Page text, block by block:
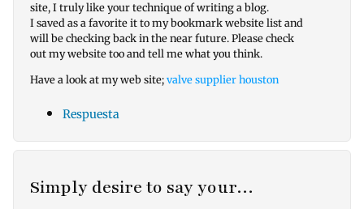
site, I truly like your technique of writing a blog.
I saved as a favorite it to my bookmark website list and
will be checking back in the near future. Please check
out my website too and tell me what you think.
Have a look at my web site;valve supplier houston
Respuesta
Simply desire to say your…